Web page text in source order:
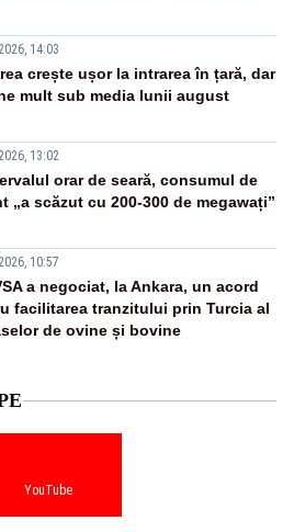
14:03
crește ușor la intrarea în țară, dar
mult sub media lunii august
13:02
orar de seară, consumul de
„a scăzut cu 200-300 de megawați”
10:57
a negociat, la Ankara, un acord
facilitarea tranzitului prin Turcia al
de ovine și bovine
YouTube